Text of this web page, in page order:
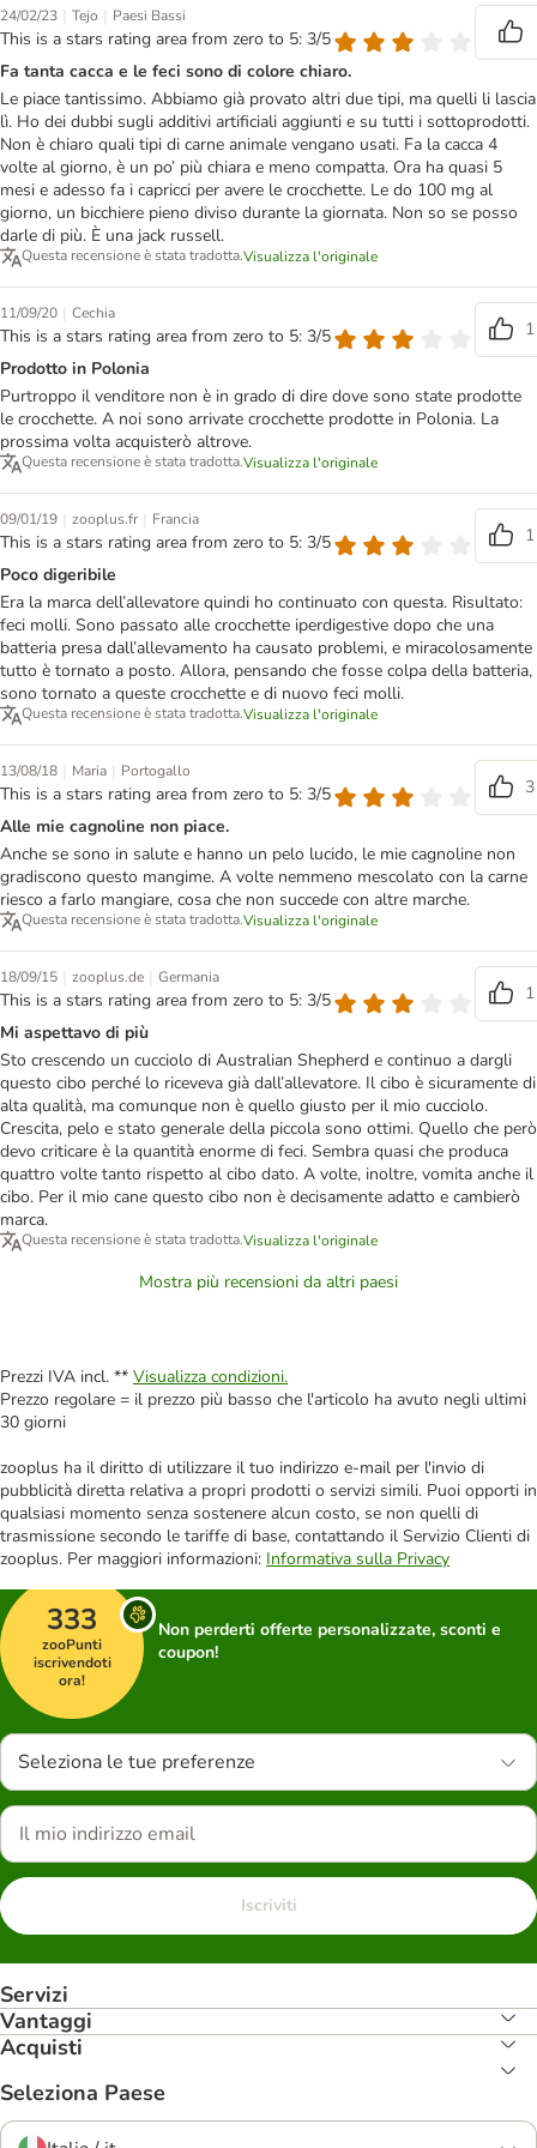
24/02/23 | Tejo | Paesi Bassi
This is a stars rating area from zero to 5: 3/5
Fa tanta cacca e le feci sono di colore chiaro.
Le piace tantissimo. Abbiamo già provato altri due tipi, ma quelli li lascia
lì. Ho dei dubbi sugli additivi artificiali aggiunti e su tutti i sottoprodotti.
Non è chiaro quali tipi di carne animale vengano usati. Fa la cacca 4
volte al giorno, è un po’ più chiara e meno compatta. Ora ha quasi 5
mesi e adesso fa i capricci per avere le crocchette. Le do 100 mg al
giorno, un bicchiere pieno diviso durante la giornata. Non so se posso
darle di più. È una jack russell.
Questa recensione è stata tradotta.Visualizza l'originale
11/09/20 | Cechia
This is a stars rating area from zero to 5: 3/5
1
Prodotto in Polonia
Purtroppo il venditore non è in grado di dire dove sono state prodotte
le crocchette. A noi sono arrivate crocchette prodotte in Polonia. La
prossima volta acquisterò altrove.
Questa recensione è stata tradotta.Visualizza l'originale
09/01/19 | zooplus.fr | Francia
This is a stars rating area from zero to 5: 3/5
1
Poco digeribile
Era la marca dell’allevatore quindi ho continuato con questa. Risultato:
feci molli. Sono passato alle crocchette iperdigestive dopo che una
batteria presa dall’allevamento ha causato problemi, e miracolosamente
tutto è tornato a posto. Allora, pensando che fosse colpa della batteria,
sono tornato a queste crocchette e di nuovo feci molli.
Questa recensione è stata tradotta.Visualizza l'originale
13/08/18 | Maria | Portogallo
This is a stars rating area from zero to 5: 3/5
3
Alle mie cagnoline non piace.
Anche se sono in salute e hanno un pelo lucido, le mie cagnoline non
gradiscono questo mangime. A volte nemmeno mescolato con la carne
riesco a farlo mangiare, cosa che non succede con altre marche.
Questa recensione è stata tradotta.Visualizza l'originale
18/09/15 | zooplus.de | Germania
This is a stars rating area from zero to 5: 3/5
1
Mi aspettavo di più
Sto crescendo un cucciolo di Australian Shepherd e continuo a dargli
questo cibo perché lo riceveva già dall’allevatore. Il cibo è sicuramente di
alta qualità, ma comunque non è quello giusto per il mio cucciolo.
Crescita, pelo e stato generale della piccola sono ottimi. Quello che però
devo criticare è la quantità enorme di feci. Sembra quasi che produca
quattro volte tanto rispetto al cibo dato. A volte, inoltre, vomita anche il
cibo. Per il mio cane questo cibo non è decisamente adatto e cambierò
marca.
Questa recensione è stata tradotta.Visualizza l'originale
Mostra più recensioni da altri paesi
Prezzi IVA incl. ** Visualizza condizioni.
Prezzo regolare = il prezzo più basso che l'articolo ha avuto negli ultimi
30 giorni
zooplus ha il diritto di utilizzare il tuo indirizzo e-mail per l'invio di
pubblicità diretta relativa a propri prodotti o servizi simili. Puoi opporti in
qualsiasi momento senza sostenere alcun costo, se non quelli di
trasmissione secondo le tariffe di base, contattando il Servizio Clienti di
zooplus. Per maggiori informazioni: Informativa sulla Privacy
333
zooPunti
iscrivendoti
ora!
Non perderti offerte personalizzate, sconti e
coupon!
Seleziona le tue preferenze
Iscriviti
Servizi
Vantaggi
Acquisti
Seleziona Paese